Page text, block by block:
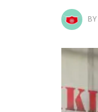
BY